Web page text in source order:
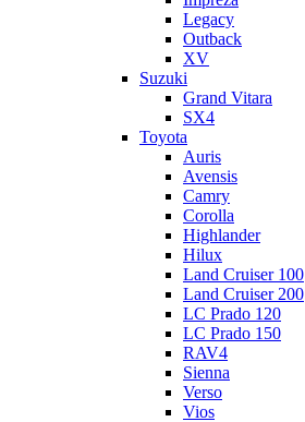
Legacy
Outback
XV
Suzuki
Grand Vitara
SX4
Toyota
Auris
Avensis
Camry
Corolla
Highlander
Hilux
Land Cruiser 100
Land Cruiser 200
LC Prado 120
LC Prado 150
RAV4
Sienna
Verso
Vios